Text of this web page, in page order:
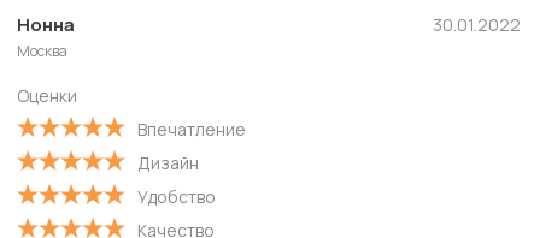
Нонна
Москва
Оценки
Впечатление
Дизайн
Удобство
Качество
30.01.2022